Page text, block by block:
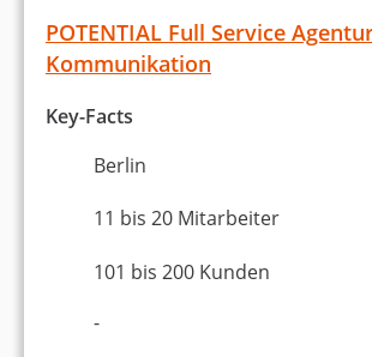
POTENTIAL Full Service
Kommunikation
Key-Facts
Berlin
11 bis 20 Mitarbeiter
101 bis 200 Kunden
-